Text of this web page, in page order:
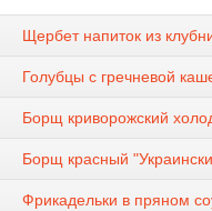
Щербет напиток из
Голубцы с гречневой
Борщ криворожский
Борщ красный
Фрикадельки в пряном